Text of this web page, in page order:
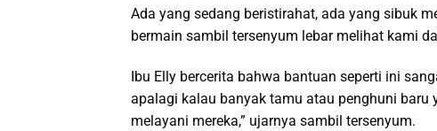
Ada yang sedang beristirahat, ada yang sibuk
bermain sambil tersenyum lebar melihat kami
Ibu Elly bercerita bahwa bantuan seperti ini
apalagi kalau banyak tamu atau penghuni
melayani mereka,” ujarnya sambil tersenyum.